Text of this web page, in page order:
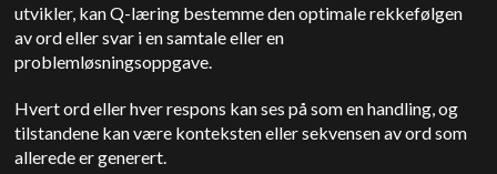
utvikler, kan Q-læring bestemme den optimale rekkefølgen
av ord eller svar i en samtale eller en
problemløsningsoppgave.
Hvert ord eller hver respons kan ses på som en handling, og
tilstandene kan være konteksten eller sekvensen av ord som
allerede er generert.